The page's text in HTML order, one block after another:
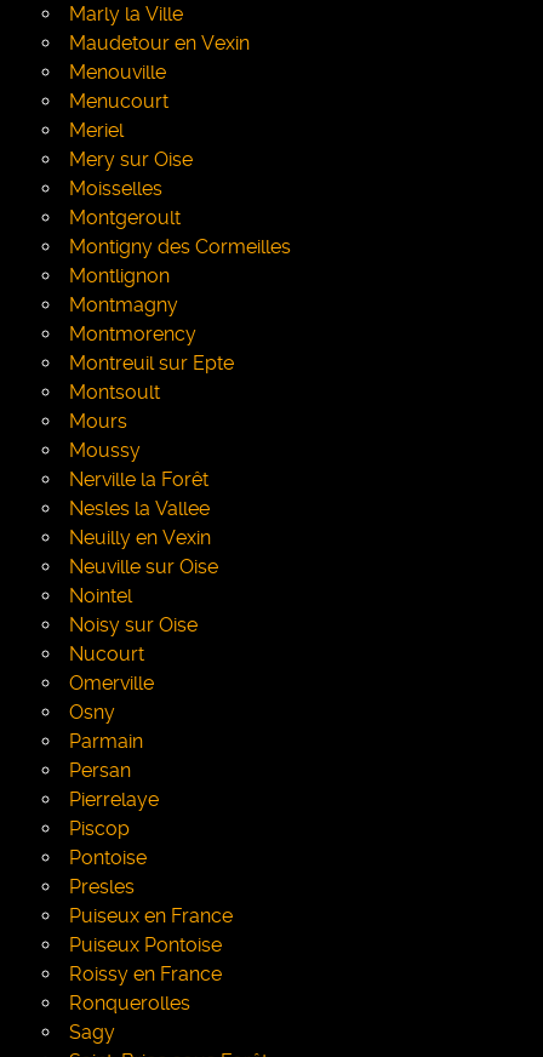
Marly la Ville
Maudetour en Vexin
Menouville
Menucourt
Meriel
Mery sur Oise
Moisselles
Montgeroult
Montigny des Cormeilles
Montlignon
Montmagny
Montmorency
Montreuil sur Epte
Montsoult
Mours
Moussy
Nerville la Forêt
Nesles la Vallee
Neuilly en Vexin
Neuville sur Oise
Nointel
Noisy sur Oise
Nucourt
Omerville
Osny
Parmain
Persan
Pierrelaye
Piscop
Pontoise
Presles
Puiseux en France
Puiseux Pontoise
Roissy en France
Ronquerolles
Sagy